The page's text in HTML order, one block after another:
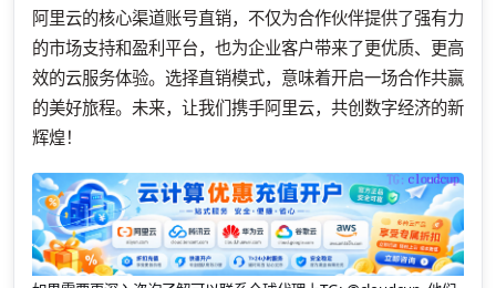
阿里云的核心渠道账号直销，不仅为合作伙伴提供了强有力
的市场支持和盈利平台，也为企业客户带来了更优质、更高
效的云服务体验。选择直销模式，意味着开启一场合作共赢
的美好旅程。未来，让我们携手阿里云，共创数字经济的新
辉煌！